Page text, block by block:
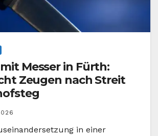
Messer in Fürth:
Zeugen nach Streit
in einer